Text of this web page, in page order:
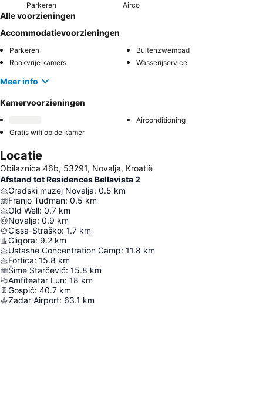
Parkeren Airco
Alle voorzieningen
Accommodatievoorzieningen
Parkeren
Buitenzwembad
Rookvrije kamers
Wasserijservice
Meer info
Kamervoorzieningen
Airconditioning
Gratis wifi op de kamer
Locatie
Obilaznica 46b, 53291, Novalja, Kroatië
Afstand tot Residences Bellavista 2
Gradski muzej Novalja: 0.5 km
Franjo Tuđman: 0.5 km
Old Well: 0.7 km
Novalja: 0.9 km
Cissa-Straško: 1.7 km
Gligora: 9.2 km
Ustashe Concentration Camp: 11.8 km
Fortica: 15.8 km
Šime Starčević: 15.8 km
Amfiteatar Lun: 18 km
Gospić: 40.7 km
Zadar Airport: 63.1 km